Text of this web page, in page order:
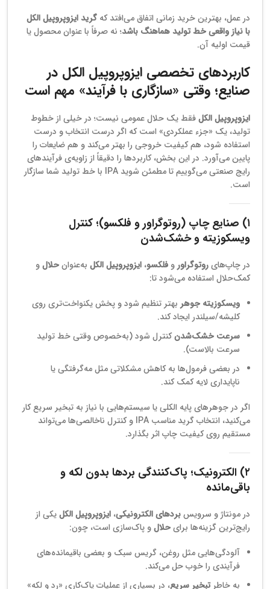
در عمل، بهترین خرید زمانی اتفاق می‌افتد که گرید ایزوپروپیل الکل
با نیاز واقعی خط تولید هماهنگ باشد؛ نه صرفاً با عنوان محصول یا
قیمت اولیه آن.
کاربردهای تخصصی ایزوپروپیل الکل در
صنایع؛ وقتی «سازگاری با فرآیند» مهم است
ایزوپروپیل الکلفقط یک حلال عمومی نیست؛ در خیلی از خطوط
تولید، یک «جزء عملکردی» است که اگر درست انتخاب و درست
استفاده شود، هم کیفیت خروجی را بهتر می‌کند و هم ضایعات را
پایین می‌آورد. در این بخش، کاربردها را دقیقاً از زاویه‌ی فرآیندهای
رایج صنعتی می‌گوییم تا مطمئن شوید IPA با خط تولید شما سازگار
است.
۱) صنایع چاپ (روتوگراور و فلکسو)؛ کنترل
ویسکوزیته و خشک‌شدن
در چاپ‌هایروتوگراور و فلکسو، ایزوپروپیل الکل به‌عنوانحلالو
کمک‌حلال استفاده می‌شود تا:
ویسکوزیته جوهر بهتر تنظیم شود و پخش یکنواخت‌تری روی
کلیشه/سیلندر ایجاد کند.
سرعت خشک‌شدنکنترل شود (به‌خصوص وقتی خط تولید
سرعت بالاست).
در بعضی فرمول‌ها به کاهش مشکلاتی مثل مه‌گرفتگی یا
ناپایداری لایه کمک کند.
اگر در جوهرهای پایه الکلی یا سیستم‌هایی با نیاز به تبخیر سریع کار
می‌کنید، انتخاب گرید مناسب IPA و کنترل ناخالصی‌ها می‌تواند
مستقیم روی کیفیت چاپ اثر بگذارد.
۲) الکترونیک؛ پاک‌کنندگی بردها بدون لکه و
باقی‌مانده
در مونتاژ و سرویسبردهای الکترونیکی، ایزوپروپیل الکلیکی از
رایج‌ترین گزینه‌ها برایحلالو پاک‌سازی است، چون:
آلودگی‌هایی مثل روغن، گریس سبک و بعضی باقیمانده‌های
فرآیندی را خوب حل می‌کند.
به خاطرتبخیر سریع، در بسیاری از عملیات پاک‌کاری «رد و لکه»